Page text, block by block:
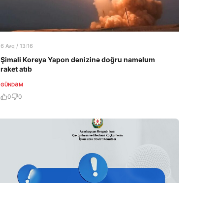
6 Avq / 13:16
Şimali Koreya Yapon dənizinə doğru naməlum
raket atıb
GÜNDƏM
0 0